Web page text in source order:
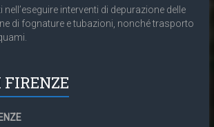
interventi di depurazione delle
di fognature e tubazioni, nonché trasporto
FIRENZE